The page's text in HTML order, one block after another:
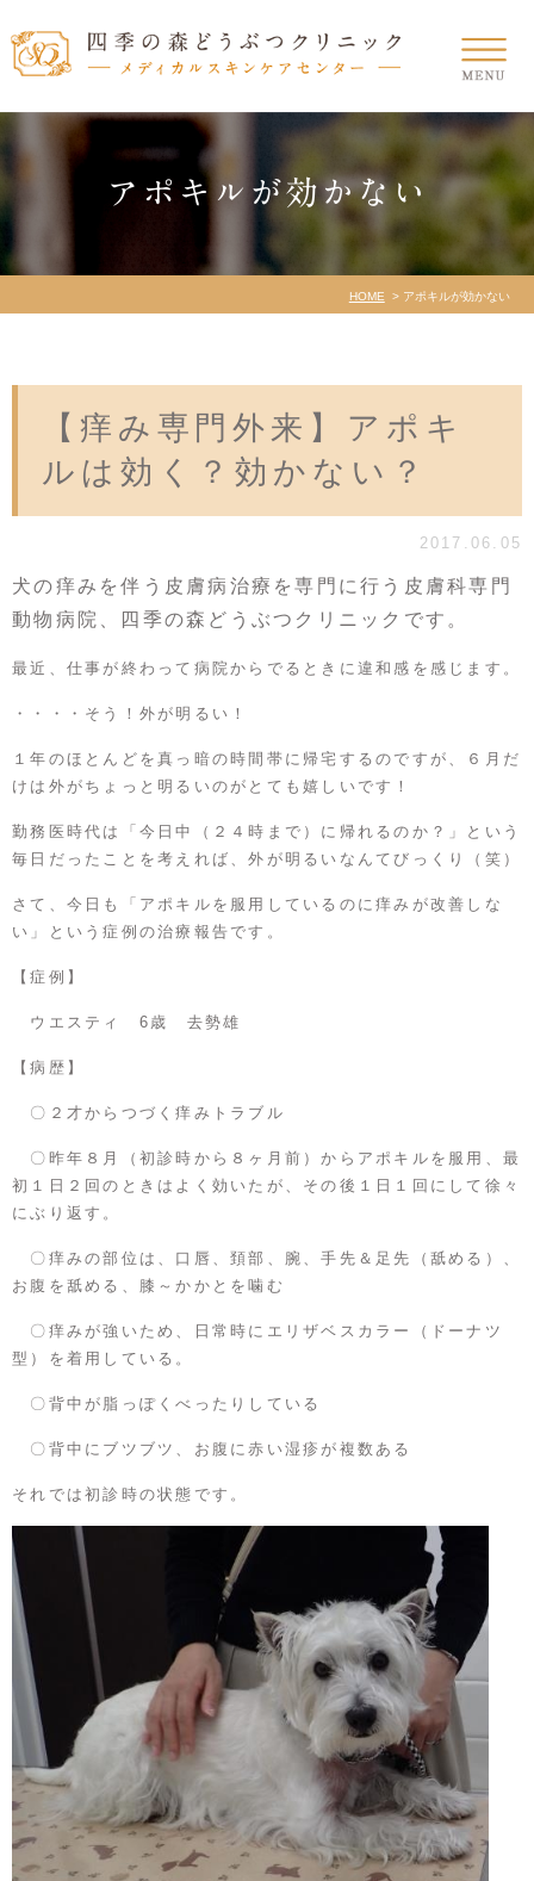
アポキルが効かない
HOME アポキルが効かない
【痒み専門外来】アポキ
ルは効く？効かない？
2017.06.05
犬の痒みを伴う皮膚病治療を専門に行う皮膚科専門
動物病院、四季の森どうぶつクリニックです。
最近、仕事が終わって病院からでるときに違和感を感じます。
・・・・そう！外が明るい！
１年のほとんどを真っ暗の時間帯に帰宅するのですが、６月だ
けは外がちょっと明るいのがとても嬉しいです！
勤務医時代は「今日中（２４時まで）に帰れるのか？」という
毎日だったことを考えれば、外が明るいなんてびっくり（笑）
さて、今日も「アポキルを服用しているのに痒みが改善しな
い」という症例の治療報告です。
【症例】
ウエスティ 6歳 去勢雄
【病歴】
〇２才からつづく痒みトラブル
〇昨年８月（初診時から８ヶ月前）からアポキルを服用、最
初１日２回のときはよく効いたが、その後１日１回にして徐々
にぶり返す。
〇痒みの部位は、口唇、頚部、腕、手先＆足先（舐める）、
お腹を舐める、膝～かかとを噛む
〇痒みが強いため、日常時にエリザベスカラー（ドーナツ
型）を着用している。
〇背中が脂っぽくべったりしている
〇背中にブツブツ、お腹に赤い湿疹が複数ある
それでは初診時の状態です。